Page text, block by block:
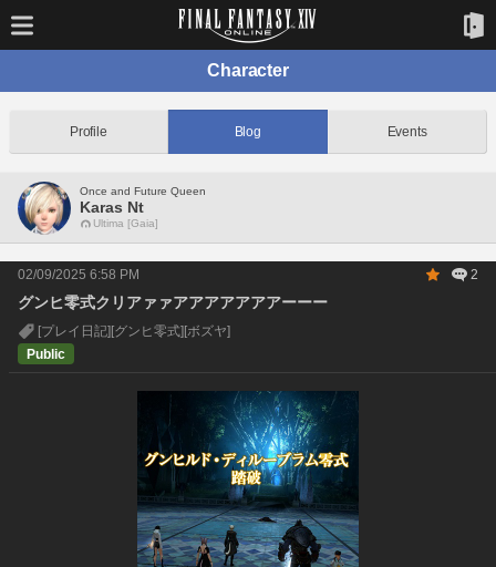
Character
Profile Blog Events
Once and Future Queen
Karas Nt
Ultima [Gaia]
02/09/2025 6:58 PM 2
グンヒ零式クリアァァアアアアアアアーーー
[プレイ日記] [グンヒ零式] [ボズヤ]
Public